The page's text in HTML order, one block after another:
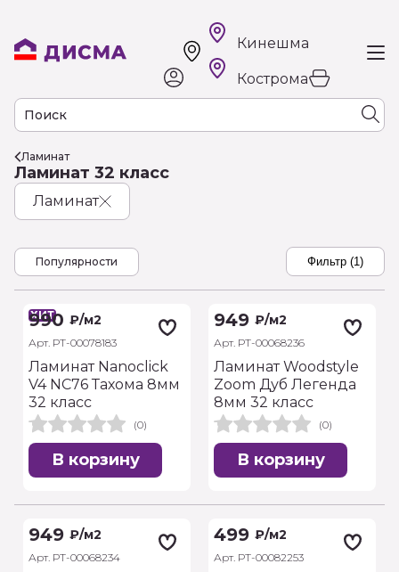
Кинешма
Кострома
Ламинат
Ламинат 32 класс
Ламинат
Популярности Фильтр (1)
ХИТ
990 ₽/м2
Арт. РТ-00078183
Ламинат Nanoclick
V4 NC76 Тахома 8мм
32 класс
(0)
В корзину
949 ₽/м2
Арт. РТ-00068236
Ламинат Woodstyle
Zoom Дуб Легенда
8мм 32 класс
(0)
В корзину
949 ₽/м2
Арт. РТ-00068234
499 ₽/м2
Арт. РТ-00082253